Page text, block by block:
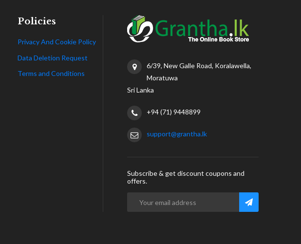
Policies
Privacy And Cookie Policy
Data Deletion Request
Terms and Conditions
6/39, New Galle Road, Koralawella,
Moratuwa
Sri Lanka
+94 (71) 9448899
support@grantha.lk
Subscribe & get discount coupons and
offers.